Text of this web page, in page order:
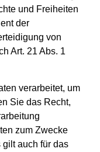
und Freiheiten
der
von
Art. 21 Abs. 1
verarbeitet, um
Sie das Recht,
zum Zwecke
auch für das